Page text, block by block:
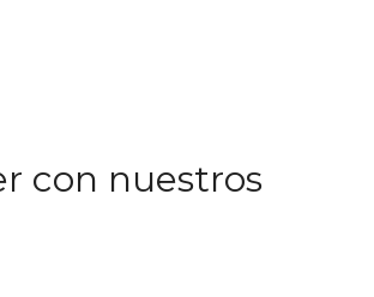
con nuestros